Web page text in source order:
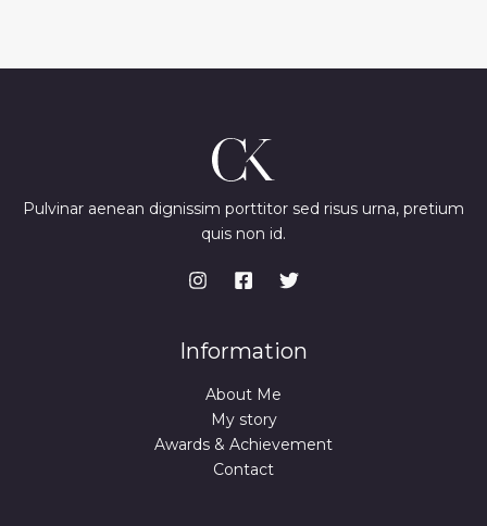
Pulvinar aenean dignissim porttitor sed risus urna, pretium
quis non id.
Information
About Me
My story
Awards & Achievement
Contact